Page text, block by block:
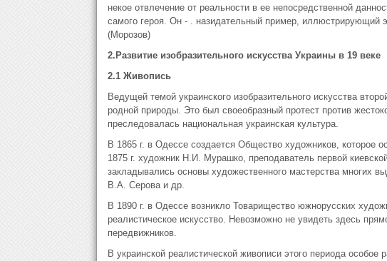
некое отвлечение от реальности в ее непосредственной
самого героя. Он - . назидательный пример, иллюстрирующий
(Морозов)
2.Развитие изобразительного искусства Украины в 19 веке
2.1 Живопись
Ведущей темой украинского изобразительного искусства
родной природы. Это был своеобразный протест против
преследовалась национальная украинская культура.
В 1865 г. в Одессе создается Общество художников, которое
1875 г. художник Н.И. Мурашко, преподаватель первой
закладывались основы художественного мастерства
В.А. Серова и др.
В 1890 г. в Одессе возникло Товарищество южнорусских
реалистическое искусство. Невозможно не увидеть здесь
передвижников.
В украинской реалистической живописи этого периода